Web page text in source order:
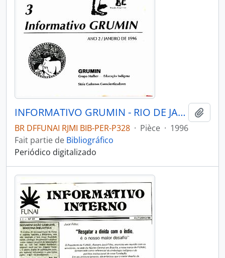
INFORMATIVO GRUMIN - RIO DE JANEIRO GRUPO MULHER - EDUCAÇÃO INDÍGENA - 1996 - Nº03
BR DFFUNAI RJMI BIB-PER-P328 · Pièce · 1996
Fait partie de Bibliográfico
Periódico digitalizado